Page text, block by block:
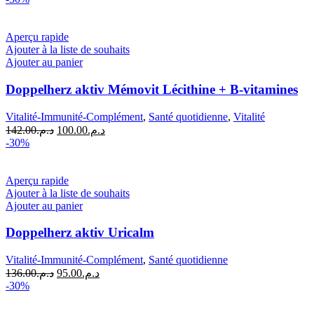
Aperçu rapide
Ajouter à la liste de souhaits
Ajouter au panier
Doppelherz aktiv Mémovit Lécithine + B-vitamines
Vitalité-Immunité-Complément, Santé quotidienne, Vitalité
د.م.142.00
Le
د.م.100.00
Le
-30%
Aperçu rapide
Ajouter à la liste de souhaits
Ajouter au panier
Doppelherz aktiv Uricalm
Vitalité-Immunité-Complément, Santé quotidienne
د.م.136.00
Le
د.م.95.00
Le
-30%